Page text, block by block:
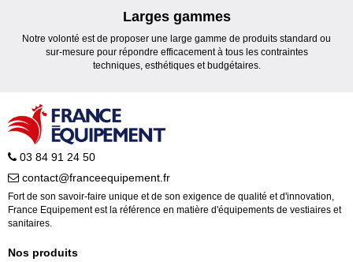
Larges gammes
Notre volonté est de proposer une large gamme de produits standard ou
sur-mesure pour répondre efficacement à tous les contraintes
techniques, esthétiques et budgétaires.
03 84 91 24 50
contact@franceequipement.fr
Fort de son savoir-faire unique et de son exigence de qualité et d'innovation,
France Equipement est la référence en matière d'équipements de vestiaires et
sanitaires.
Nos produits